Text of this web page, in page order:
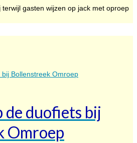
duofiets bij
Omroep